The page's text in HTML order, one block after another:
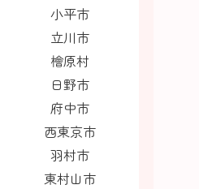
小平市
立川市
檜原村
日野市
府中市
西東京市
羽村市
東村山市